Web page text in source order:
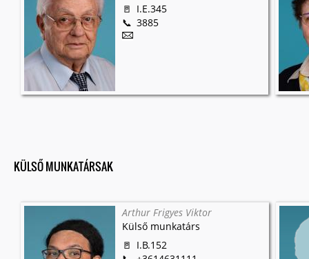
I.E.345
3885
KÜLSŐ MUNKATÁRSAK
Arthur Frigyes Viktor
Külső munkatárs
I.B.152